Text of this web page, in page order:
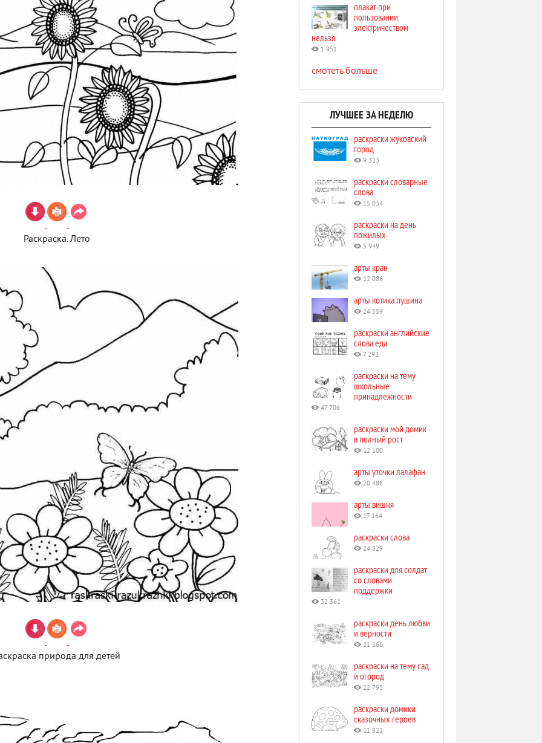
Раскраска. Лето
природа для детей
плакат при
пользовании
электричеством
нельзя
1 951
смотеть больше
ЛУЧШЕЕ ЗА НЕДЕЛЮ
раскраски жуковский
город
9 323
раскраски словарные
слова
15 034
раскраски на день
пожилых
5 949
арты кран
12 086
арты котика пушина
24 559
раскраски английские
слова еда
7 292
раскраски на тему
школьные
принадлежности
47 706
раскраски мой домик
в полный рост
12 100
арты уточки лалафан
20 486
арты вишня
17 164
раскраски слова
24 829
раскраски для солдат
со словами
поддержки
32 361
раскраски день любви
и верности
21 166
раскраски на тему сад
и огород
22 793
раскраски домики
сказочных героев
11 821